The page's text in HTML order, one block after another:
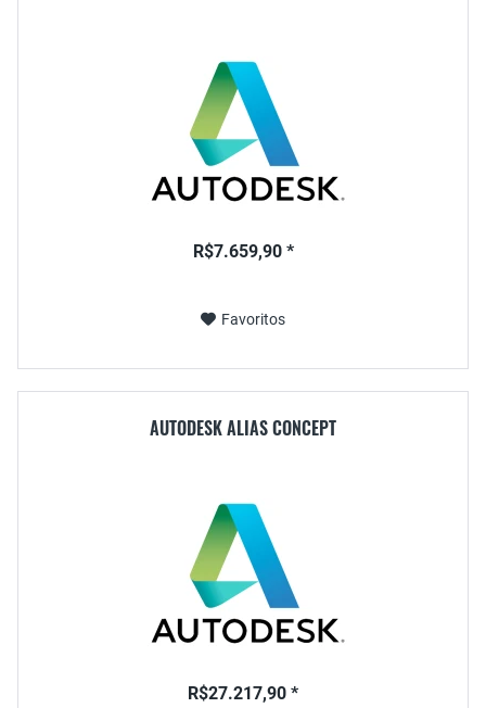
R$7.659,90 *
Favoritos
AUTODESK ALIAS CONCEPT
R$27.217,90 *